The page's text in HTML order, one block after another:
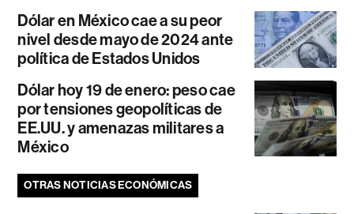
Dólar en México cae a su peor
nivel desde mayo de 2024 ante
política de Estados Unidos
Dólar hoy 19 de enero: peso cae
por tensiones geopolíticas de
EE.UU. y amenazas militares a
México
OTRAS NOTICIAS ECONÓMICAS